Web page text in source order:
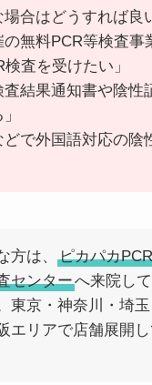
合はどうすれば良
の無料PCR等検査
査を受けたい」
査結果通知書や陰性
どで外国語対応の陰
方は、
ピカパカ
センターへ来院し
東京・神奈川・埼玉
エリアで店舗展開し